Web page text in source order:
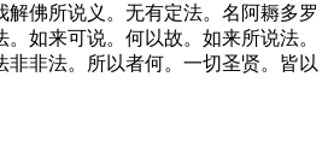
解佛所说义。无有定法。名阿耨多罗
如来可说。何以故。如来所说法。
非非法。所以者何。一切圣贤。皆以